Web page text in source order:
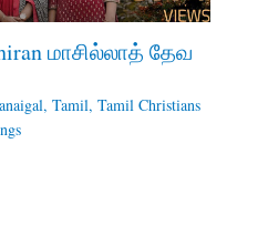
மாசில்லாத் தேவ
, Tamil, Tamil Christians